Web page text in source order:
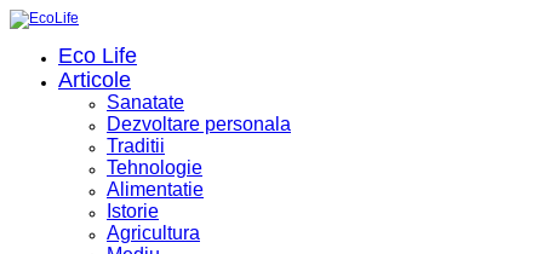
Eco Life
Articole
Sanatate
Dezvoltare personala
Traditii
Tehnologie
Alimentatie
Istorie
Agricultura